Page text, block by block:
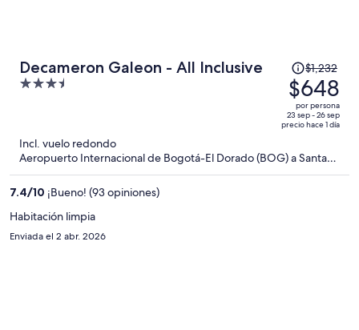
Decameron Galeon - All Inclusive
3.5
El
precio
era
de
$1,232
ahora
$1,232
$648
por persona
23 sep - 26 sep
precio hace 1 día
Incl. vuelo redondo
Aeropuerto Internacional de Bogotá-El Dorado (BOG) a Santa
Marta (SMR)
7.4/10 ¡Bueno! (93 opiniones)
Habitación limpia
Enviada el 2 abr. 2026